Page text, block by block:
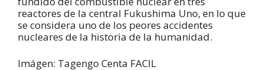
reactores de la central Fukushima Uno, en lo que
se considera uno de los peores accidentes
nucleares de la historia de la humanidad.
Imágen: Tagengo Centa FACIL